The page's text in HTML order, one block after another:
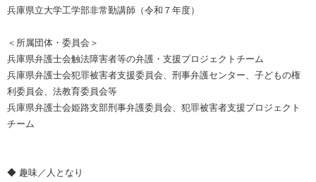
兵庫県立大学工学部非常勤講師（令和７年度）
＜所属団体・委員会＞
兵庫県弁護士会触法障害者等の弁護・支援プロジェクトチーム
兵庫県弁護士会犯罪被害者支援委員会、刑事弁護センター、子どもの権
利委員会、法教育委員会等
兵庫県弁護士会姫路支部刑事弁護委員会、犯罪被害者支援プロジェクト
チーム
◆ 趣味／人となり